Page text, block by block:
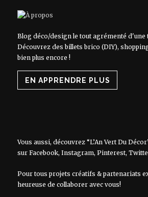
Blog déco/design le tout agrémenté d'une
Découvrez des billets brico (DIY),
bien plus encore !
EN APPRENDRE PLUS
Vous aussi, découvrez “L’An Vert Du
sur Facebook, Instagram, Pinterest,
Pour tous projets créatifs & partenariats
heureuse de collaborer avec vous!